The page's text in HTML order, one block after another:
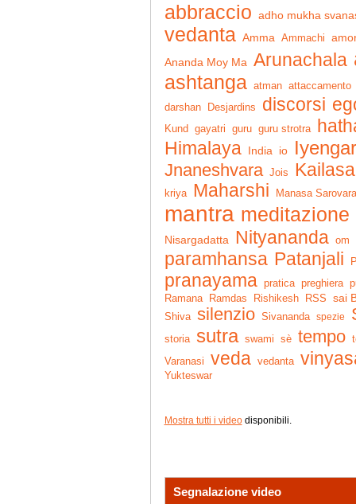
abbraccio adho mukha
vedanta Amma Ammachi
Ananda Moy Ma Arunachala
ashtanga atman attaccamento
darshan
Desjardins discorsi
Kund gayatri guru guru strotra
Himalaya
India io Iyengar
Jnaneshvara Jois Kailasa
kriya Maharshi Manasa Sarovara
mantra meditazione
Nisargadatta Nityananda om
paramhansa Patanjali
pranayama pratica preghiera
Ramana
Ramdas Rishikesh RSS sai
Shiva silenzio Sivananda spezie
storia sutra swami sè tempo
Varanasi veda vedanta
Yukteswar
Mostra tutti i videodisponibili.
Segnalazione video